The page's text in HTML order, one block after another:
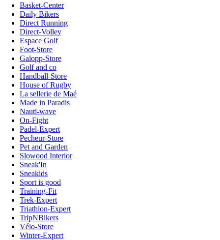
Basket-Center
Daily Bikers
Direct Running
Direct-Volley
Espace Golf
Foot-Store
Galopp-Store
Golf and co
Handball-Store
House of Rugby
La sellerie de Maé
Made in Paradis
Nauti-wave
On-Fight
Padel-Expert
Pecheur-Store
Pet and Garden
Slowood Interior
Sneak'In
Sneakids
Sport is good
Training-Fit
Trek-Expert
Triathlon-Expert
TripNBikers
Vélo-Store
Winter-Expert